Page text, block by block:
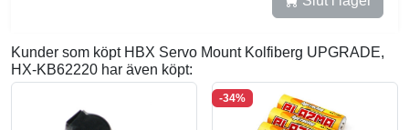
Kunder som köpt HBX Servo Mount Kolfiberg UPGRADE,
HX-KB62220 har även köpt:
-34%